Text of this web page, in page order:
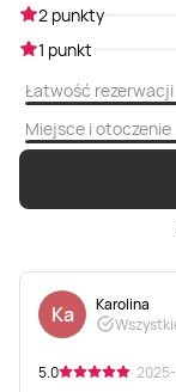
2 punkty
1 punkt
Łatwość rezerwacji
Miejsce i otoczenie
Ka
Karolina
5.0 ·